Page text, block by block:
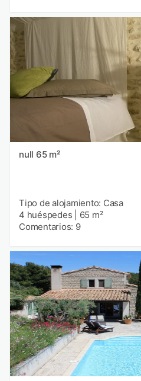
null 65 m²
Tipo de alojamiento: Casa
4 huéspedes
65 m²
Comentarios: 9